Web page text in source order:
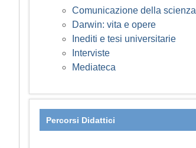
Comunicazione della scienza
Darwin: vita e opere
Inediti e tesi universitarie
Interviste
Mediateca
Percorsi Didattici